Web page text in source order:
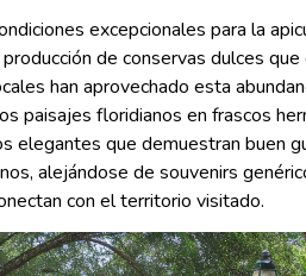
excepcionales para la
de conservas dulces
han aprovechado esta
paisajes floridianos en frascos
elegantes que demuestran buen
alejándose de souvenirs
con el territorio visitado.